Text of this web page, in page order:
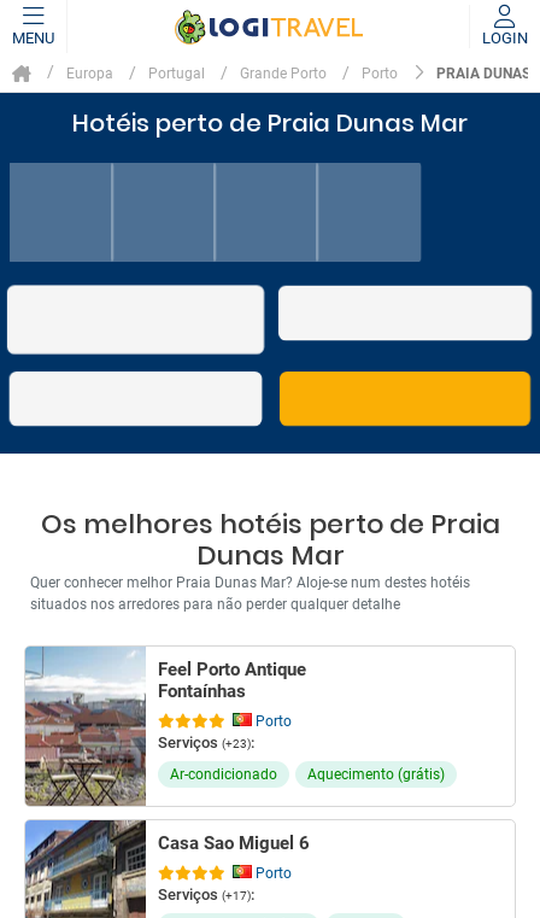
MENU LOGIN
Europa Portugal Grande Porto Porto PRAIA DUNAS
Hotéis perto de Praia Dunas Mar
Os melhores hotéis perto de Praia
Dunas Mar
Quer conhecer melhor Praia Dunas Mar? Aloje-se num destes hotéis
situados nos arredores para não perder qualquer detalhe
Feel Porto Antique
Fontaínhas
Porto
Serviços (+23):
Ar-condicionado Aquecimento (grátis)
Casa Sao Miguel 6
Porto
Serviços (+17):